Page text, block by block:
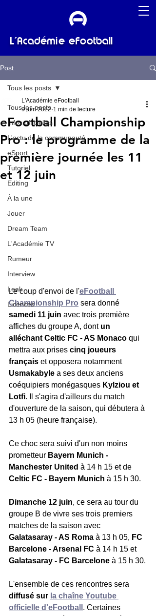
L'Académie eFootball
Post
Tous les posts
Infos officielles
L'actu de la communauté
eSport
Tutoriel
Editing
À la une
Jouer
Dream Team
L'Académie TV
Rumeur
Interview
Leak
Licences
Tous les posts
eFootball Championship
Pro : le programme de la
première journée les 11
et 12 juin
L'Académie eFootball
9 juin 2022 1 min de lecture
Le coup d'envoi de l'eFootball
Championship Pro sera donné
samedi 11 juin avec trois première
affiches du groupe A, dont un
alléchant Celtic FC - AS Monaco qui
mettra aux prises cinq joueurs
français et opposera notamment
Usmakabyle a ses deux anciens
coéquipiers monégasques Kylziou et
Lotfi. Il s'agira d'ailleurs du match
d'ouverture de la saison, qui débutera à
13 h 05 (heure française).
Ce choc sera suivi d'un non moins
prometteur Bayern Munich -
Manchester United à 14 h 15 et de
Celtic FC - Bayern Munich à 15 h 30.
Dimanche 12 juin, ce sera au tour du
groupe B de vivre ses trois premiers
matches de la saison avec
Galatasaray - AS Roma à 13 h 05, FC
Barcelone - Arsenal FC à 14 h 15 et
Galatasaray - FC Barcelone à 15 h 30.
L'ensemble de ces rencontres sera
diffusé sur la chaîne Youtube
officielle d'eFootball . Certaines